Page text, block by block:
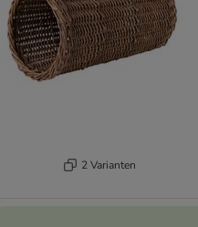
2 Varianten